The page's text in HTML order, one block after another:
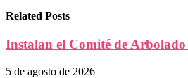
Related Posts
Instalan el Comité de Arbolado
5 de agosto de 2026